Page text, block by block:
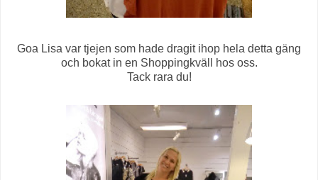
Goa Lisa var tjejen som hade dragit ihop hela detta gäng
och bokat in en Shoppingkväll hos oss.
Tack rara du!